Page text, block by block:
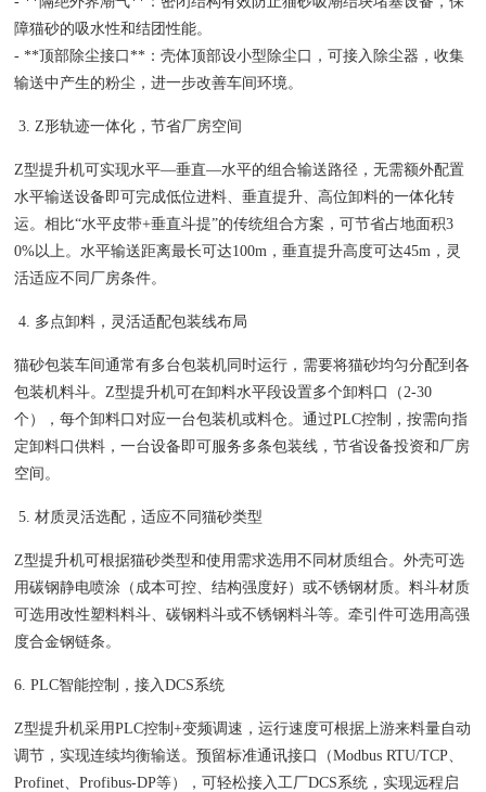
障猫砂的吸水性和结团性能。
- **顶部除尘接口**：壳体顶部设小型除尘口，可接入除尘器，收集
输送中产生的粉尘，进一步改善车间环境。
3. Z形轨迹一体化，节省厂房空间
Z型提升机可实现水平—垂直—水平的组合输送路径，无需额外配置
水平输送设备即可完成低位进料、垂直提升、高位卸料的一体化转
运。相比“水平皮带+垂直斗提”的传统组合方案，可节省占地面积3
0%以上。水平输送距离最长可达100m，垂直提升高度可达45m，灵
活适应不同厂房条件。
4. 多点卸料，灵活适配包装线布局
猫砂包装车间通常有多台包装机同时运行，需要将猫砂均匀分配到各
包装机料斗。Z型提升机可在卸料水平段设置多个卸料口（2-30
个），每个卸料口对应一台包装机或料仓。通过PLC控制，按需向指
定卸料口供料，一台设备即可服务多条包装线，节省设备投资和厂房
空间。
5. 材质灵活选配，适应不同猫砂类型
Z型提升机可根据猫砂类型和使用需求选用不同材质组合。外壳可选
用碳钢静电喷涂（成本可控、结构强度好）或不锈钢材质。料斗材质
可选用改性塑料料斗、碳钢料斗或不锈钢料斗等。牵引件可选用高强
度合金钢链条。
6. PLC智能控制，接入DCS系统
Z型提升机采用PLC控制+变频调速，运行速度可根据上游来料量自动
调节，实现连续均衡输送。预留标准通讯接口（Modbus RTU/TCP、
Profinet、Profibus-DP等），可轻松接入工厂DCS系统，实现远程启